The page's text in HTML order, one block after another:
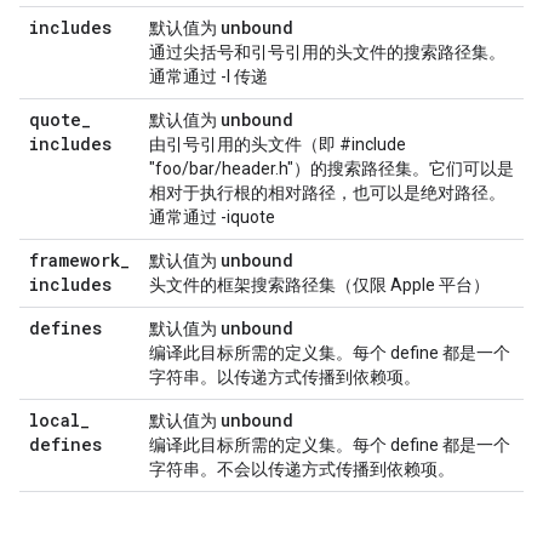
includes 默认值为 unbound
通过尖括号和引号引用的头文件的搜索路径集。
通常通过 -I 传递
quote_
includes
默认值为 unbound
由引号引用的头文件（即 #include
"foo/bar/header.h"）的搜索路径集。它们可以是
相对于执行根的相对路径，也可以是绝对路径。
通常通过 -iquote
framework_
includes
默认值为 unbound
头文件的框架搜索路径集（仅限 Apple 平台）
defines 默认值为 unbound
编译此目标所需的定义集。每个 define 都是一个
字符串。以传递方式传播到依赖项。
local_
defines
默认值为 unbound
编译此目标所需的定义集。每个 define 都是一个
字符串。不会以传递方式传播到依赖项。